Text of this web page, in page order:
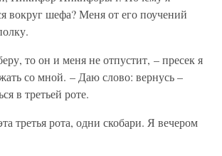
вокруг шефа? Меня от его поучений
то он и меня не отпустит, – пресек я
со мной. – Даю слово: вернусь –
в третьей роте.
третья рота, одни скобари. Я вечером